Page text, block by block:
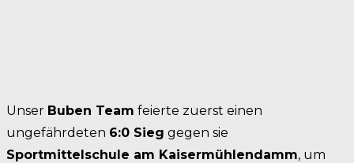
Unser Buben Team feierte zuerst einen
ungefährdeten 6:0 Sieg gegen sie
Sportmittelschule am Kaisermühlendamm, um